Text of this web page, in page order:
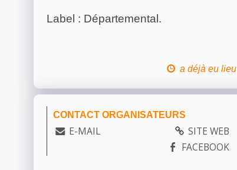
Label : Départemental.
a déjà eu lieu
CONTACT ORGANISATEURS
E-MAIL
SITE WEB
FACEBOOK